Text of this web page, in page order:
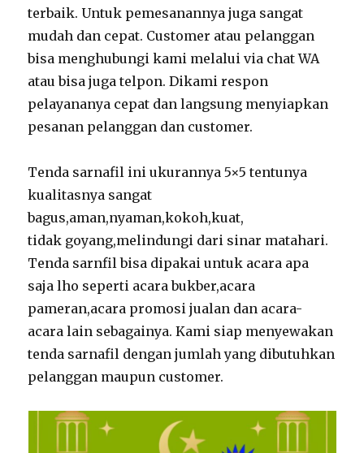
terbaik. Untuk pemesanannya juga sangat
mudah dan cepat. Customer atau pelanggan
bisa menghubungi kami melalui via chat WA
atau bisa juga telpon. Dikami respon
pelayananya cepat dan langsung menyiapkan
pesanan pelanggan dan customer.
Tenda sarnafil ini ukurannya 5×5 tentunya
kualitasnya sangat
bagus,aman,nyaman,kokoh,kuat,
tidak goyang,melindungi dari sinar matahari.
Tenda sarnfil bisa dipakai untuk acara apa
saja lho seperti acara bukber,acara
pameran,acara promosi jualan dan acara-
acara lain sebagainya. Kami siap menyewakan
tenda sarnafil dengan jumlah yang dibutuhkan
pelanggan maupun customer.